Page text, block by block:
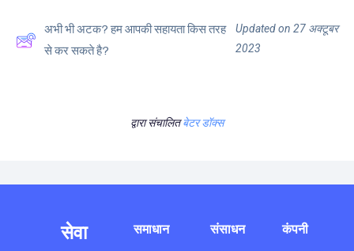
अभी भी अटक? हम आपकी सहायता किस तरह
से कर सकते है?
Updated on 27 अक्टूबर
2023
द्वारा संचालितबेटर डॉक्स
सेवा समाधान संसाधन कंपनी